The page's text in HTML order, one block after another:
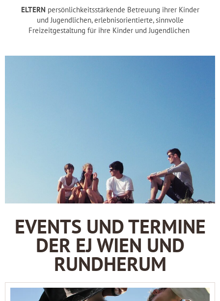
ELTERN persönlichkeitsstärkende Betreuung ihrer Kinder
und Jugendlichen, erlebnisorientierte, sinnvolle
Freizeitgestaltung für ihre Kinder und Jugendlichen
EVENTS UND TERMINE
DER EJ WIEN UND
RUNDHERUM